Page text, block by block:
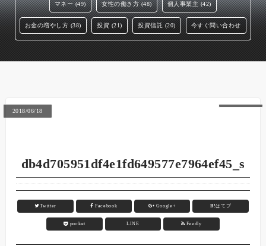
マネー (49) 女性の働き方 (48) 個人事業主 (42)
お金の増やし方 (38) 投資 (21) 投資信託 (20) 今すぐ問い合わせ
2018/06/18
db4d705951df4e1fd649577e7964ef45_s
Twitter Facebook Google+ B!はてブ
pocket LINE Feedly